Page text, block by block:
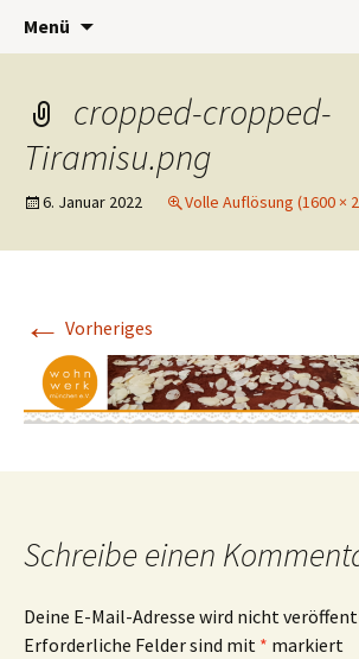
Café Wohnwerk
Wohnwerk München e.V.
Menü
cropped-cropped-
Tiramisu.png
6. Januar 2022 Volle Auflösung (1600 ×
← Vorheriges
Schreibe einen
Deine E-Mail-Adresse wird nicht
Erforderliche Felder sind mit * markiert